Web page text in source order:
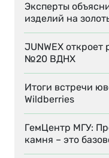
Эксперты
изделий на
JUNWEX откроет
№20 ВДНХ
Итоги встречи
Wildberries
ГемЦентр МГУ:
камня – это